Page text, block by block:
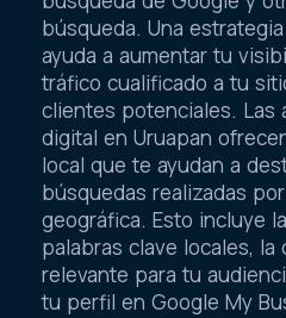
búsqueda. Una
ayuda a aumentar tu
tráfico cualificado a tu
clientes potenciales. Las
digital en Uruapan
local que te ayudan a
búsquedas realizadas
geográfica. Esto incluye
palabras clave locales,
relevante para tu
tu perfil en Google My